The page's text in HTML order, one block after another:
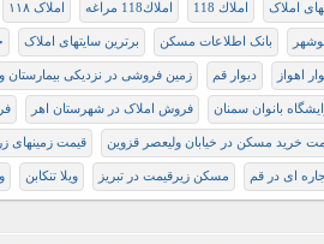
املاک املاك 118 املاك118 مراغه املاک ۱۱۸
بانک اطلاعات مسکن برترین سایتهای املاک
اهواز دیوار قم زمین فروشی در نزدیکی بیمارستان
بانوان سمنان فروش املاک در شهرستان اهر
خرید مسکن در خیابان وليعصر قزوين قیمت
ای در قم مسکن زیرقیمت در تبریز ویلا تنکابن